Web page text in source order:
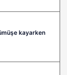
kayarken